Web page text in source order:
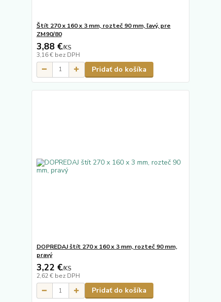
Štít 270 x 160 x 3 mm, rozteč 90 mm, ľavý, pre
ZM90/80
3,88 €/KS
3,16 € bez DPH
Pridať do košíka
DOPREDAJ štít 270 x 160 x 3 mm, rozteč 90 mm,
pravý
3,22 €/KS
2,62 € bez DPH
Pridať do košíka